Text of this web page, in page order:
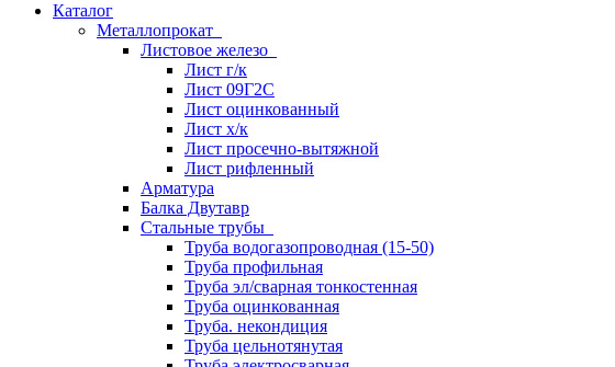
Каталог
Металлопрокат
Листовое железо
Лист г/к
Лист 09Г2С
Лист оцинкованный
Лист х/к
Лист просечно-вытяжной
Лист рифленный
Арматура
Балка Двутавр
Стальные трубы
Труба водогазопроводная (15-50)
Труба профильная
Труба эл/сварная тонкостенная
Труба оцинкованная
Труба. некондиция
Труба цельнотянутая